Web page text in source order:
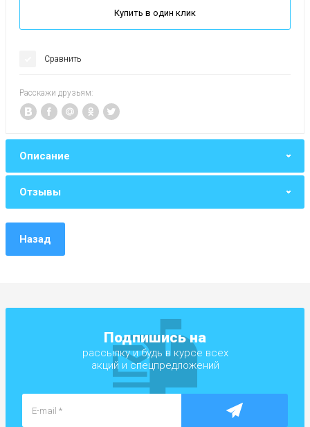
Купить в один клик
Сравнить
Расскажи друзьям:
Описание
Отзывы
Назад
Подпишись на
рассылку и будь в курсе всех
акций и спецпредложений